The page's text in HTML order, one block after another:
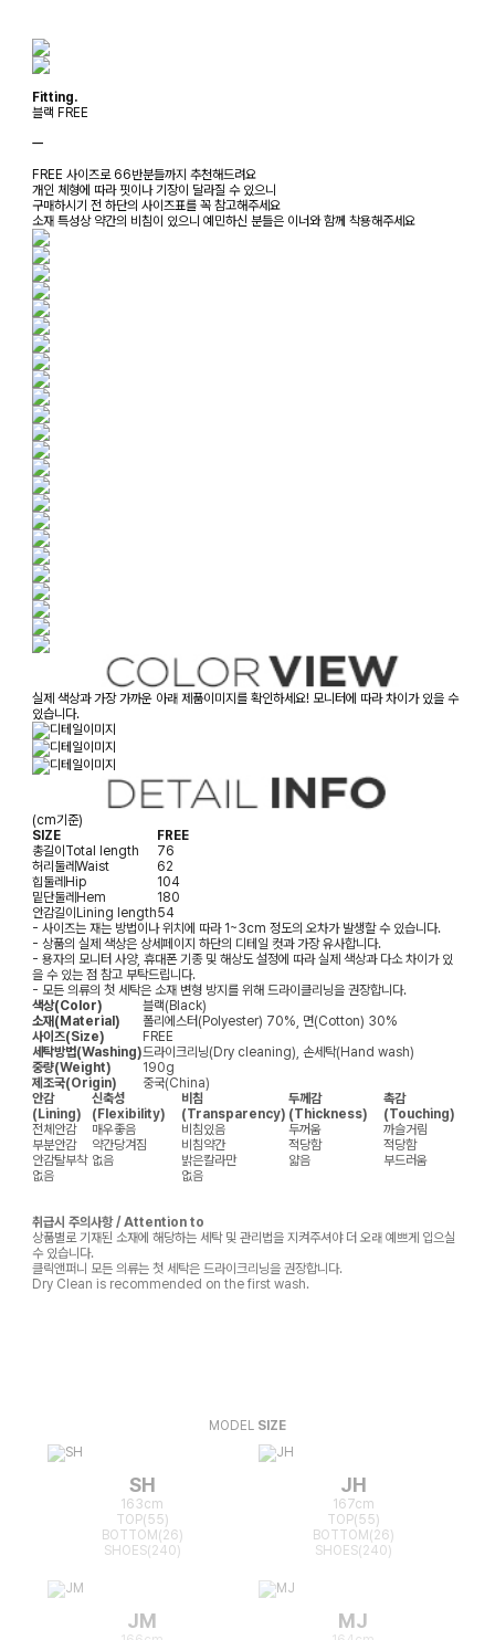
Fitting.
블랙 FREE
ㅡ
FREE 사이즈로 66반분들까지 추천해드려요
개인 체형에 따라 핏이나 기장이 달라질 수 있으니
구매하시기 전 하단의 사이즈표를 꼭 참고해주세요
소재 특성상 약간의 비침이 있으니 예민하신 분들은 이너와 함께 착용해주세요
실제 색상과 가장 가까운 아래 제품이미지를 확인하세요! 모니터에 따라 차이가 있을 수
있습니다.
(cm기준)
SIZE
FREE
총길이Total length
76
허리둘레Waist
62
힙둘레Hip
104
밑단둘레Hem
180
안감길이Lining length54
- 사이즈는 재는 방법이나 위치에 따라 1~3cm 정도의 오차가 발생할 수 있습니다.
- 상품의 실제 색상은 상세페이지 하단의 디테일 컷과 가장 유사합니다.
- 용자의 모니터 사양, 휴대폰 기종 및 해상도 설정에 따라 실제 색상과 다소 차이가 있
을 수 있는 점 참고 부탁드립니다.
- 모든 의류의 첫 세탁은 소재 변형 방지를 위해 드라이클리닝을 권장합니다.
색상(Color)
블랙(Black)
소재(Material)
폴리에스터(Polyester) 70%, 면(Cotton) 30%
사이즈(Size)
FREE
세탁방법(Washing)드라이크리닝(Dry cleaning), 손세탁(Hand wash)
중량(Weight)
190g
제조국(Origin)
중국(China)
안감
(Lining)
신축성
(Flexibility)
비침
(Transparency)
두께감
(Thickness)
촉감
(Touching)
전체안감
매우좋음 비침있음 두꺼움
까슬거림
부분안감
약간당겨짐 비침약간 적당함
적당함
안감탈부착 없음 밝은칼라만 얇음
부드러움
없음
없음
취급시 주의사항 / Attention to
상품별로 기재된 소재에 해당하는 세탁 및 관리법을 지켜주셔야 더 오래 예쁘게 입으실
수 있습니다.
클릭앤퍼니 모든 의류는 첫 세탁은 드라이크리닝을 권장합니다.
Dry Clean is recommended on the first wash.
MODEL SIZE
SH
163cm
TOP(55)
BOTTOM(26)
SHOES(240)
JH
167cm
TOP(55)
BOTTOM(26)
SHOES(240)
JM MJ